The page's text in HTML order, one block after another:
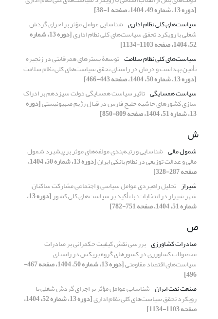
[دوره 13، شماره 49، 1404، صفحه 1-38]
سیاست‌های کلی نظام اداری شناسایی عوامل مؤثر بر اجرای گردش
شغلی با رویکرد تحقق سیاست‌های کلی نظام اداری [دوره 13، شماره
52، 1404، صفحه 1103-1134]
سیاست‌های کلی نظام سلامت توسعۀ بسترهای همرقابتی در زنجیره
تأمین بهداشت و درمان در راستای تحقق سیاست‌های کلی نظام سلامت
[دوره 13، شماره 50، 1404، صفحه 443-466]
سیاست همسایگی تاثیر سیاست همسایگی دولت سیزدهم بر ادراک
سازی کشورهای حاشیه خلیج فارس در قبال رژیم صهیونیستی[دوره
13، شماره 51، 1404، صفحه 809-850]
ش
شمول مالی شناسایی و رتبه‌بندی مولفه‌های موثر بر پیشبرد شمول
مالی و عدالت توزیعی در نظام بانکی ایران [دوره 13، شماره 50، 1404،
صفحه 287-328]
شیراز تحلیل راهبردی عوامل سیاسی و اجتماعی مشارکت ساکنان
شهر شیراز در انتخابات: با تأکید بر سیاست‌های کلی کشور [دوره 13،
شماره 51، 1404، صفحه 751-782]
ص
صادرات کشاورزی بررسی نقش کیفیت حکمرانی بر صادرات
محصولات کشاورزی در کشورهای گروه بریکس در راستای
سیاست‌های اقتصاد مقاومتی [دوره 13، شماره 50، 1404، صفحه 467-
496]
صنعت نفت ایران شناسایی عوامل مؤثر بر اجرای گردش شغلی با
رویکرد تحقق سیاست‌های کلی نظام اداری [دوره 13، شماره 52، 1404،
صفحه 1103-1134]